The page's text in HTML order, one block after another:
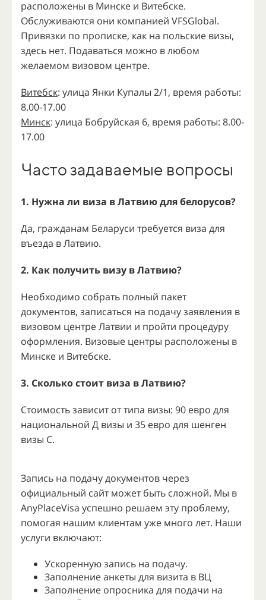
расположены в Минске и Витебске.
Обслуживаются они компанией VFSGlobal.
Привязки по прописке, как на польские визы,
здесь нет. Подаваться можно в любом
желаемом визовом центре.
Витебск: улица Янки Купалы 2/1, время работы:
8.00-17.00
Минск: улица Бобруйская 6, время работы: 8.00-
17.00
Часто задаваемые вопросы
1. Нужна ли виза в Латвию для белорусов?
Да, гражданам Беларуси требуется виза для
въезда в Латвию.
2. Как получить визу в Латвию?
Необходимо собрать полный пакет
документов, записаться на подачу заявления в
визовом центре Латвии и пройти процедуру
оформления. Визовые центры расположены в
Минске и Витебске.
3. Сколько стоит виза в Латвию?
Стоимость зависит от типа визы: 90 евро для
национальной Д визы и 35 евро для шенген
визы С.
Запись на подачу документов через
официальный сайт может быть сложной. Мы в
AnyPlaceVisa успешно решаем эту проблему,
помогая нашим клиентам уже много лет. Наши
услуги включают:
Ускоренную запись на подачу.
Заполнение анкеты для визита в ВЦ
Заполнение опросника для подачи на